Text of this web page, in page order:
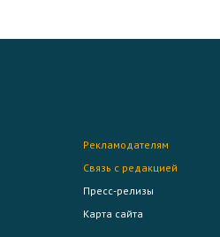
Рекламодателям
Связь с редакцией
Пресс-релизы
Карта сайта